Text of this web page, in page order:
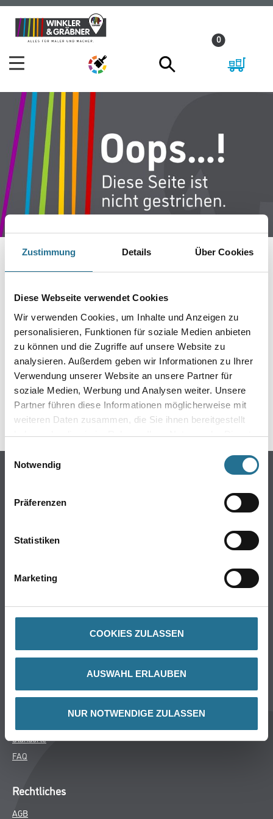
Zustimmung Details Über Cookies
Diese Webseite verwendet Cookies
Wir verwenden Cookies, um Inhalte und Anzeigen zu
personalisieren, Funktionen für soziale Medien anbieten
zu können und die Zugriffe auf unsere Website zu
analysieren. Außerdem geben wir Informationen zu Ihrer
Verwendung unserer Website an unsere Partner für
soziale Medien, Werbung und Analysen weiter. Unsere
Partner führen diese Informationen möglicherweise mit
weiteren Daten zusammen, die Sie ihnen bereitgestellt
haben oder die sie im Rahmen Ihrer Nutzung der Dienste
Einwilligungsauswahl
Notwendig
Präferenzen
Statistiken
Marketing
COOKIES ZULASSEN
AUSWAHL ERLAUBEN
NUR NOTWENDIGE ZULASSEN
Zum
Inhalt
Zum
Navigationsmenü
0
IST AUFGETRETEN
Keine Sorge, wir pinseln schon an der Lösung und
werden das Problem so schnell wie möglich beheben.
Erkunden Sie in der Zwischenzeit unseren Online-Shop
und lassen Sie sich inspirieren.
ZURÜCK ZUM ONLINE-SHOP
Online-Shop
Putze- und Spachtelmassen
Wand- & Deckenbeläge
Winkler & Gräbner
Services
Standorte
FAQ
Rechtliches
AGB